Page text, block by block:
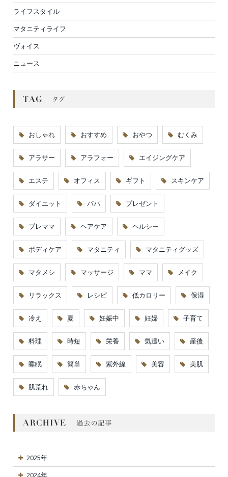
ライフスタイル
マタニティライフ
ヴォイス
ニュース
おしゃれ おすすめ おやつ むくみ
アラサー アラフォー エイジングケア
エステ オフィス ギフト スキンケア
ダイエット パパ プレゼント
プレママ ヘアケア ヘルシー
ボディケア マタニティ マタニティグッズ
マタメシ マッサージ ママ メイク
リラックス レシピ 低カロリー 保湿
冷え 夏 妊娠中 妊婦 子育て
料理 時短 栄養 気遣い 産後
睡眠 簡単 紫外線 美容 美肌
肌荒れ 赤ちゃん
2025年
2024年